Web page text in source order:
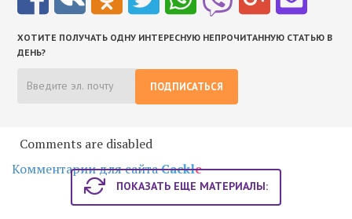
ХОТИТЕ ПОЛУЧАТЬ ОДНУ ИНТЕРЕСНУЮ НЕПРОЧИТАННУЮ СТАТЬЮ В
ДЕНЬ?
ПОДПИСАТЬСЯ
Comments are disabled
Комментарии для сайтаCackle
ПОКАЗАТЬ ЕЩЕ МАТЕРИАЛЫ: